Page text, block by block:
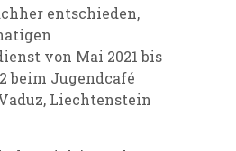
entschieden,
von Mai 2021 bis
beim Jugendcafé
Liechtenstein